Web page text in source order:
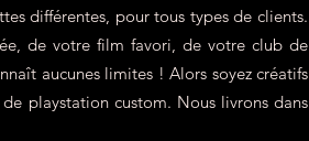
différentes, pour tous types de clients.
de votre film favori, de votre club de
aucunes limites ! Alors soyez créatifs
playstation custom. Nous livrons dans